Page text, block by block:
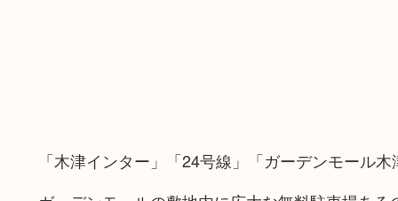
「木津インター」「24号線」「ガーデンモール